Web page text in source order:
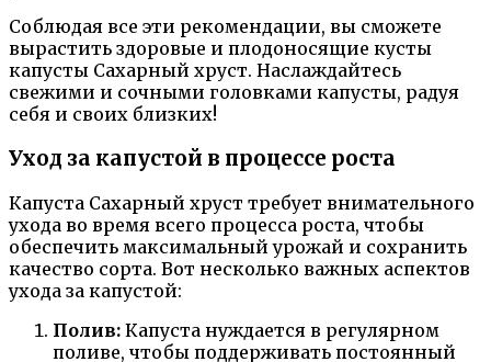
Соблюдая все эти рекомендации, вы сможете
вырастить здоровые и плодоносящие кусты
капусты Сахарный хруст. Наслаждайтесь
свежими и сочными головками капусты, радуя
себя и своих близких!
Уход за капустой в процессе роста
Капуста Сахарный хруст требует внимательного
ухода во время всего процесса роста, чтобы
обеспечить максимальный урожай и сохранить
качество сорта. Вот несколько важных аспектов
ухода за капустой:
Полив: Капуста нуждается в регулярном
поливе, чтобы поддерживать постоянный